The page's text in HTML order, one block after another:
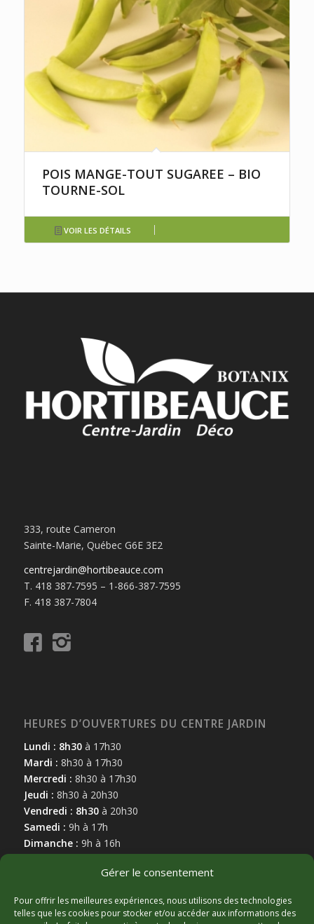
Gérer le consentement
Pour offrir les meilleures expériences, nous utilisons des technologies
telles que les cookies pour stocker et/ou accéder aux informations des
POIS MANGE-TOUT SUGAREE – BIO
TOURNE-SOL
VOIR LES DÉTAILS
333, route Cameron
Sainte-Marie, Québec G6E 3E2
centrejardin@hortibeauce.com
T. 418 387-7595 – 1-866-387-7595
F. 418 387-7804
HEURES D’OUVERTURES DU CENTRE JARDIN
Lundi : 8h30à 17h30
Mardi : 8h30 à 17h30
Mercredi : 8h30 à 17h30
Jeudi : 8h30 à 20h30
Vendredi : 8h30à 20h30
Samedi : 9h à 17h
Dimanche : 9h à 16h